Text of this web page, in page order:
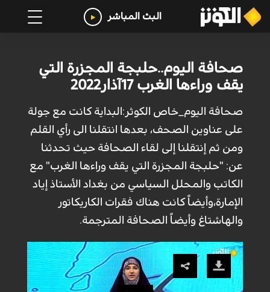
البث المباشر
صحافة اليوم..حلبجة المجزرة التي
يقف وراءها الغرب 17آذار2022
صحافة اليوم_خاص الكوثر:البداية كانت مع جولة
على عناوين الصحف، بعدها انتقلنا الى رأي القلم
ومن ثم إنتقلنا إلى لقاء الصحافة حيث تحدثنا
عن: "حلبجة المجزرة التي يقف وراءها الغرب" مع
الكاتب والمحلل السياسي من بغداد الأستاذ إياد
الإمارة،وأيضاً كانت هناك فقرات الكاريكاتور
والهاشتاغ وأيضاً الصحافة المترجمة.